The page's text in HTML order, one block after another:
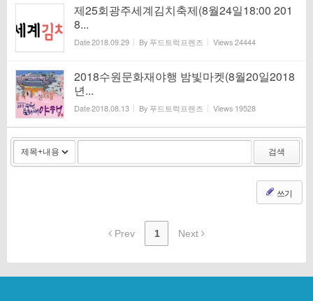
제25회광주세계김치축제(8월24일18:00 201
8...
Date2018.09.29 By 푸드트럭프렌즈 Views24444
2018수원문화재야행 밤빛마켓(8월20일2018
년...
Date2018.08.13 By 푸드트럭프렌즈 Views 19528
검색
쓰기
Prev 1 Next